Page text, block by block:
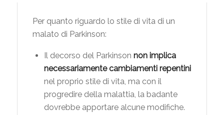
Per quanto riguardo lo stile di vita di un
malato di Parkinson:
Il decorso del Parkinson non implica
necessariamente cambiamenti repentini
nel proprio stile di vita, ma con il
progredire della malattia, la badante
dovrebbe apportare alcune modifiche.